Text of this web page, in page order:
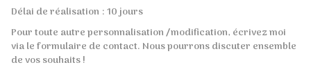
Délai de réalisation : 10 jours
Pour toute autre personnalisation /modification, écrivez moi
via le formulaire de contact. Nous pourrons discuter ensemble
de vos souhaits !